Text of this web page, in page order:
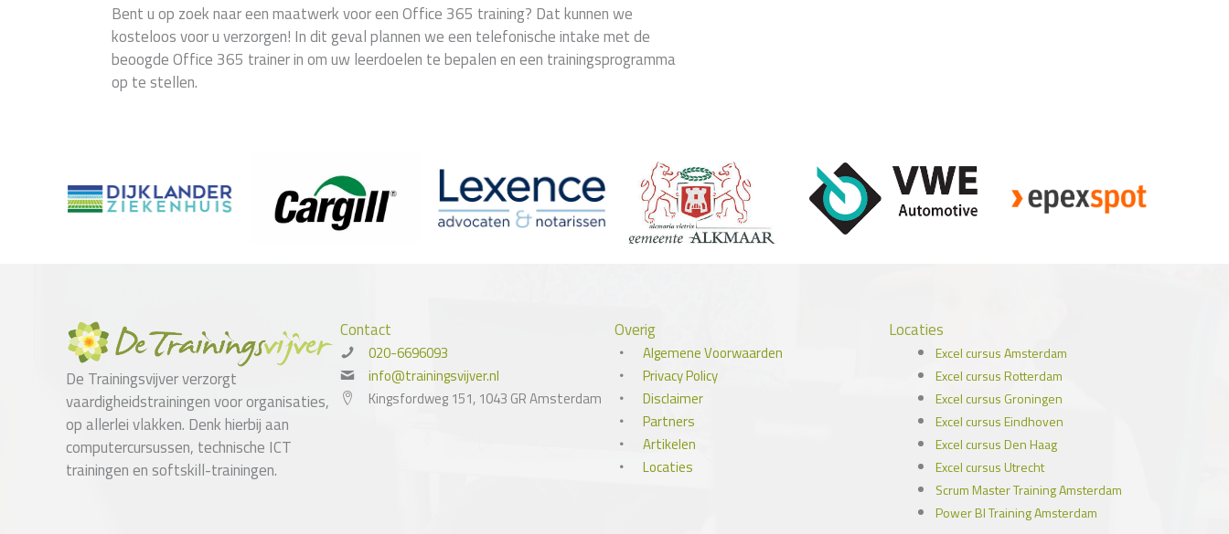
Bent u op zoek naar een maatwerk voor een Office 365 training? Dat kunnen we
kosteloos voor u verzorgen! In dit geval plannen we een telefonische intake met de
beoogde Office 365 trainer in om uw leerdoelen te bepalen en een trainingsprogramma
op te stellen.
De Trainingsvijver verzorgt
vaardigheidstrainingen voor organisaties,
op allerlei vlakken. Denk hierbij aan
computercursussen, technische ICT
trainingen en softskill-trainingen.
Contact
020-6696093
info@trainingsvijver.nl
Kingsfordweg 151, 1043 GR Amsterdam
Overig
Algemene Voorwaarden
Privacy Policy
Disclaimer
Partners
Artikelen
Locaties
Locaties
Excel cursus Amsterdam
Excel cursus Rotterdam
Excel cursus Groningen
Excel cursus Eindhoven
Excel cursus Den Haag
Excel cursus Utrecht
Scrum Master Training Amsterdam
Power BI Training Amsterdam